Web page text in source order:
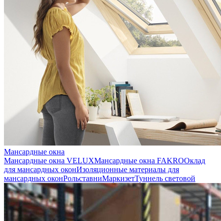
Мансардные окна
Мансардные окна VELUXМансардные окна FAKROОклад
для мансардных оконИзоляционные материалы для
мансардных оконРольставниМаркизетТуннель световой